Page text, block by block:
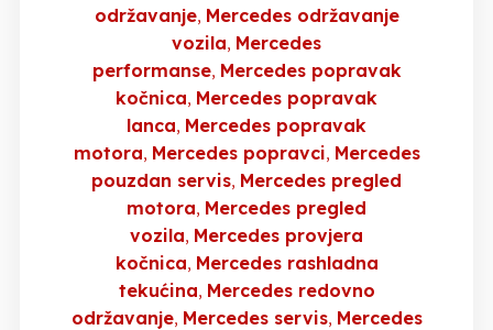
održavanje Mercedes održavanje
vozila Mercedes
performanse Mercedes popravak
kočnica Mercedes popravak
lanca Mercedes popravak
motora Mercedes popravci Mercedes
pouzdan servis Mercedes pregled
motora Mercedes pregled
vozila Mercedes provjera
kočnica Mercedes rashladna
tekućina Mercedes redovno
održavanje Mercedes servis Mercedes